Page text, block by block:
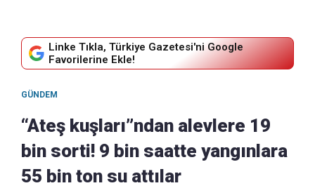
Linke Tıkla, Türkiye Gazetesi'ni Google
Favorilerine Ekle!
GÜNDEM
“Ateş kuşları”ndan alevlere 19
bin sorti! 9 bin saatte yangınlara
55 bin ton su attılar